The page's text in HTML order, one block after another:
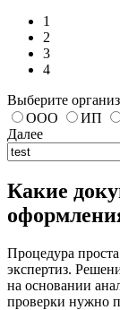
1
2
3
4
Выберите
ООО
ИП
Далее
Какие
Процедура
экспертиз.
на основании
проверки нужно